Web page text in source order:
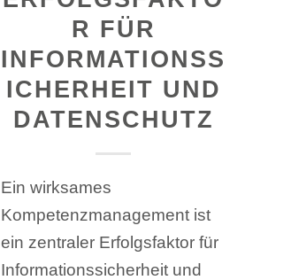
R FÜR
INFORMATIONSS
ICHERHEIT UND
DATENSCHUTZ
Ein wirksames
Kompetenzmanagement ist
ein zentraler Erfolgsfaktor für
Informationssicherheit und